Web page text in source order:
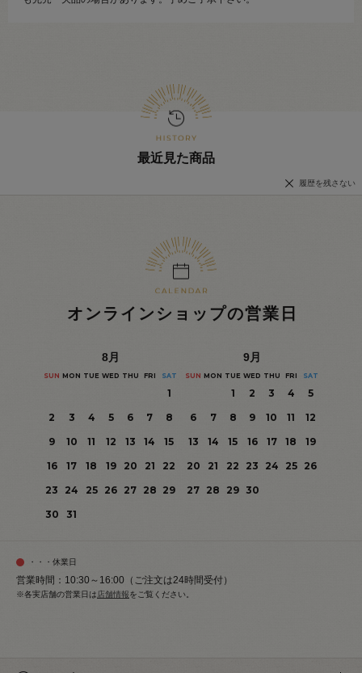
最近見た商品
履歴を残さない
オンラインショップの営業日
8月
SUN MON TUE WED THU FRI SAT
1
2
3 4 5 6 7
8
9
10 11 12 13 14
15
16
17 18 19 20 21
22
23
24 25 26 27 28 29
30
31
9月
SUN MON TUE WED THU FRI SAT
1 2 3 4
5
6
7 8 9 10 11
12
13
14 15 16 17 18
19
20
21 22 23 24 25
26
27 28 29 30
・・・休業日
営業時間：10:30～16:00（ご注文は24時間受付）
※各実店舗の営業日は 店舗情報をご覧ください。